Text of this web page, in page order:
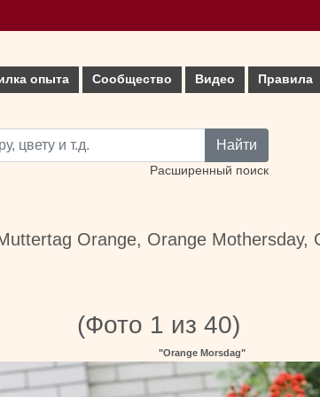
опыта Сообщество Видео Правила
Найти
Расширенный поиск
Orange, Orange Mothersday,
(Фото 1 из 40)
"Orange Morsdag"